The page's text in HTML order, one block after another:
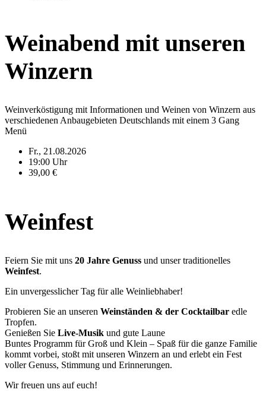
Weinabend mit unseren
Winzern
Weinverköstigung mit Informationen und Weinen von Winzern aus
verschiedenen Anbaugebieten Deutschlands mit einem 3 Gang
Menü
Fr., 21.08.2026
19:00 Uhr
39,00 €
Weinfest
Feiern Sie mit uns 20 Jahre Genuss und unser traditionelles
Weinfest.
Ein unvergesslicher Tag für alle Weinliebhaber!
Probieren Sie an unseren Weinständen & der Cocktailbar edle
Tropfen.
Genießen Sie Live-Musik und gute Laune
Buntes Programm für Groß und Klein – Spaß für die ganze Familie
kommt vorbei, stoßt mit unseren Winzern an und erlebt ein Fest
voller Genuss, Stimmung und Erinnerungen.
Wir freuen uns auf euch!